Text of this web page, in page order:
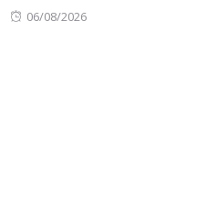
Posted
06/08/2026